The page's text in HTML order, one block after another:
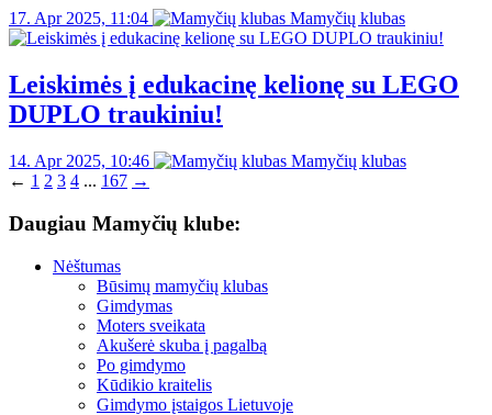
17. Apr 2025, 11:04 Mamyčių klubas
Leiskimės į edukacinę kelionę su LEGO
DUPLO traukiniu!
14. Apr 2025, 10:46
Mamyčių klubas
← 1 2 3 4 ... 167 →
Daugiau Mamyčių klube:
Nėštumas
Būsimų mamyčių klubas
Gimdymas
Moters sveikata
Akušerė skuba į pagalbą
Po gimdymo
Kūdikio kraitelis
Gimdymo įstaigos Lietuvoje